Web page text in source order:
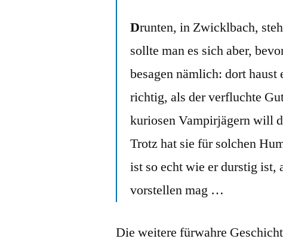
Drunten, in Zwicklbach,
sollte man es sich aber,
besagen nämlich: dort
richtig, als der verfluchte
kuriosen Vampirjägern will
Trotz hat sie für solchen
ist so echt wie er durstig ist,
vorstellen mag …
Die weitere fürwahre